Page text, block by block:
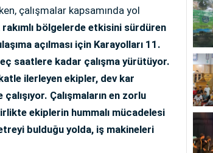
çalışmalar kapsamında yol
bölgelerde etkisini sürdüren
açılması için Karayolları 11.
saatlere kadar çalışma yürütüyor.
ilerleyen ekipler, dev kar
Çalışmaların en zorlu
ekiplerin hummalı mücadelesi
bulduğu yolda, iş makineleri